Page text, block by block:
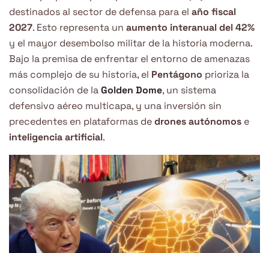
destinados al sector de defensa para el año fiscal
2027. Esto representa un aumento interanual del 42%
y el mayor desembolso militar de la historia moderna.
Bajo la premisa de enfrentar el entorno de amenazas
más complejo de su historia, el Pentágono prioriza la
consolidación de laGolden Dome, un sistema
defensivo aéreo multicapa, y una inversión sin
precedentes en plataformas dedrones autónomos e
inteligencia artificial.